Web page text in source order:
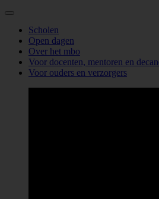
Scholen
Open dagen
Over het mbo
Voor docenten, mentoren en
Voor ouders en verzorgers